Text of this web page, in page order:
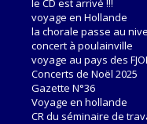
voyage en Hollande
la chorale passe au
concert à poulainville
voyage au pays des
Concerts de Noël 2025
Gazette N°36
Voyage en hollande
CR du séminaire de